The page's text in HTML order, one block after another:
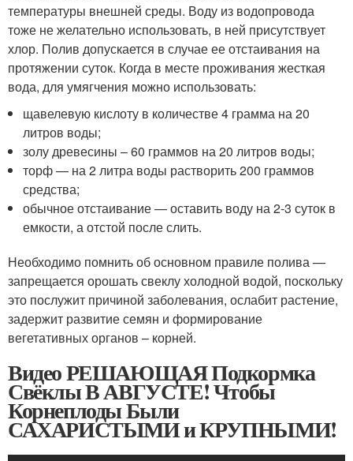
температуры внешней среды. Воду из водопровода
тоже не желательно использовать, в ней присутствует
хлор. Полив допускается в случае ее отстаивания на
протяжении суток. Когда в месте проживания жесткая
вода, для умягчения можно использовать:
щавелевую кислоту в количестве 4 грамма на 20
литров воды;
золу древесины – 60 граммов на 20 литров воды;
торф — на 2 литра воды растворить 200 граммов
средства;
обычное отстаивание — оставить воду на 2-3 суток в
емкости, а отстой после слить.
Необходимо помнить об основном правиле полива —
запрещается орошать свеклу холодной водой, поскольку
это послужит причиной заболевания, ослабит растение,
задержит развитие семян и формирование
вегетативных органов – корней.
Видео РЕШАЮЩАЯ Подкормка
Свёклы В АВГУСТЕ! Чтобы
Корнеплоды Были
САХАРИСТЫМИ и КРУПНЫМИ!